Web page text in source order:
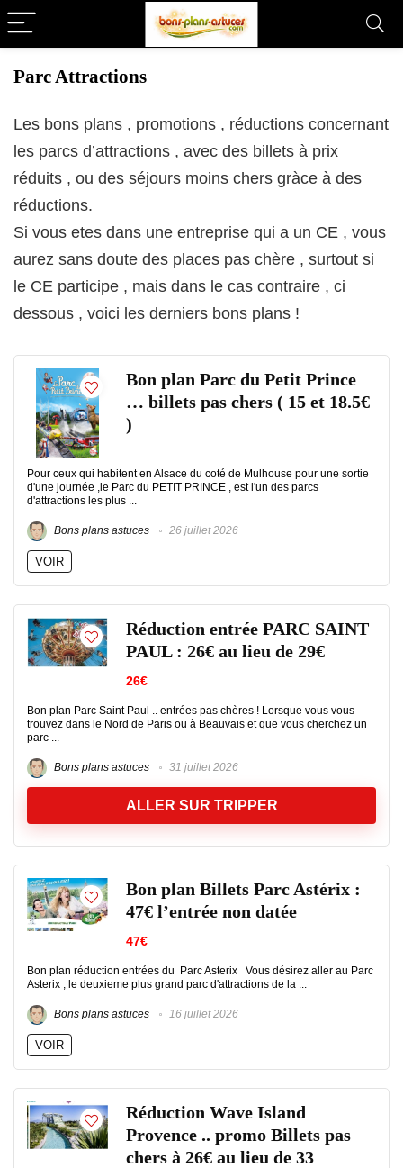
Parc Attractions
Les bons plans , promotions , réductions concernant
les parcs d’attractions , avec des billets à prix
réduits , ou des séjours moins chers gràce à des
réductions.
Si vous etes dans une entreprise qui a un CE , vous
aurez sans doute des places pas chère , surtout si
le CE participe , mais dans le cas contraire , ci
dessous , voici les derniers bons plans !
Bon plan Parc du Petit Prince
… billets pas chers ( 15 et 18.5€
)
Pour ceux qui habitent en Alsace du coté de Mulhouse pour une sortie
d'une journée ,le Parc du PETIT PRINCE , est l'un des parcs
d'attractions les plus ...
Bons plans astuces 26 juillet 2026
VOIR
Réduction entrée PARC SAINT
PAUL : 26€ au lieu de 29€
26€
Bon plan Parc Saint Paul .. entrées pas chères ! Lorsque vous vous
trouvez dans le Nord de Paris ou à Beauvais et que vous cherchez un
parc ...
Bons plans astuces 31 juillet 2026
ALLER SUR TRIPPER
Bon plan Billets Parc Astérix :
47€ l’entrée non datée
47€
Bon plan réduction entrées du Parc Asterix Vous désirez aller au Parc
Asterix , le deuxieme plus grand parc d'attractions de la ...
Bons plans astuces 16 juillet 2026
VOIR
Réduction Wave Island
Provence .. promo Billets pas
chers à 26€ au lieu de 33